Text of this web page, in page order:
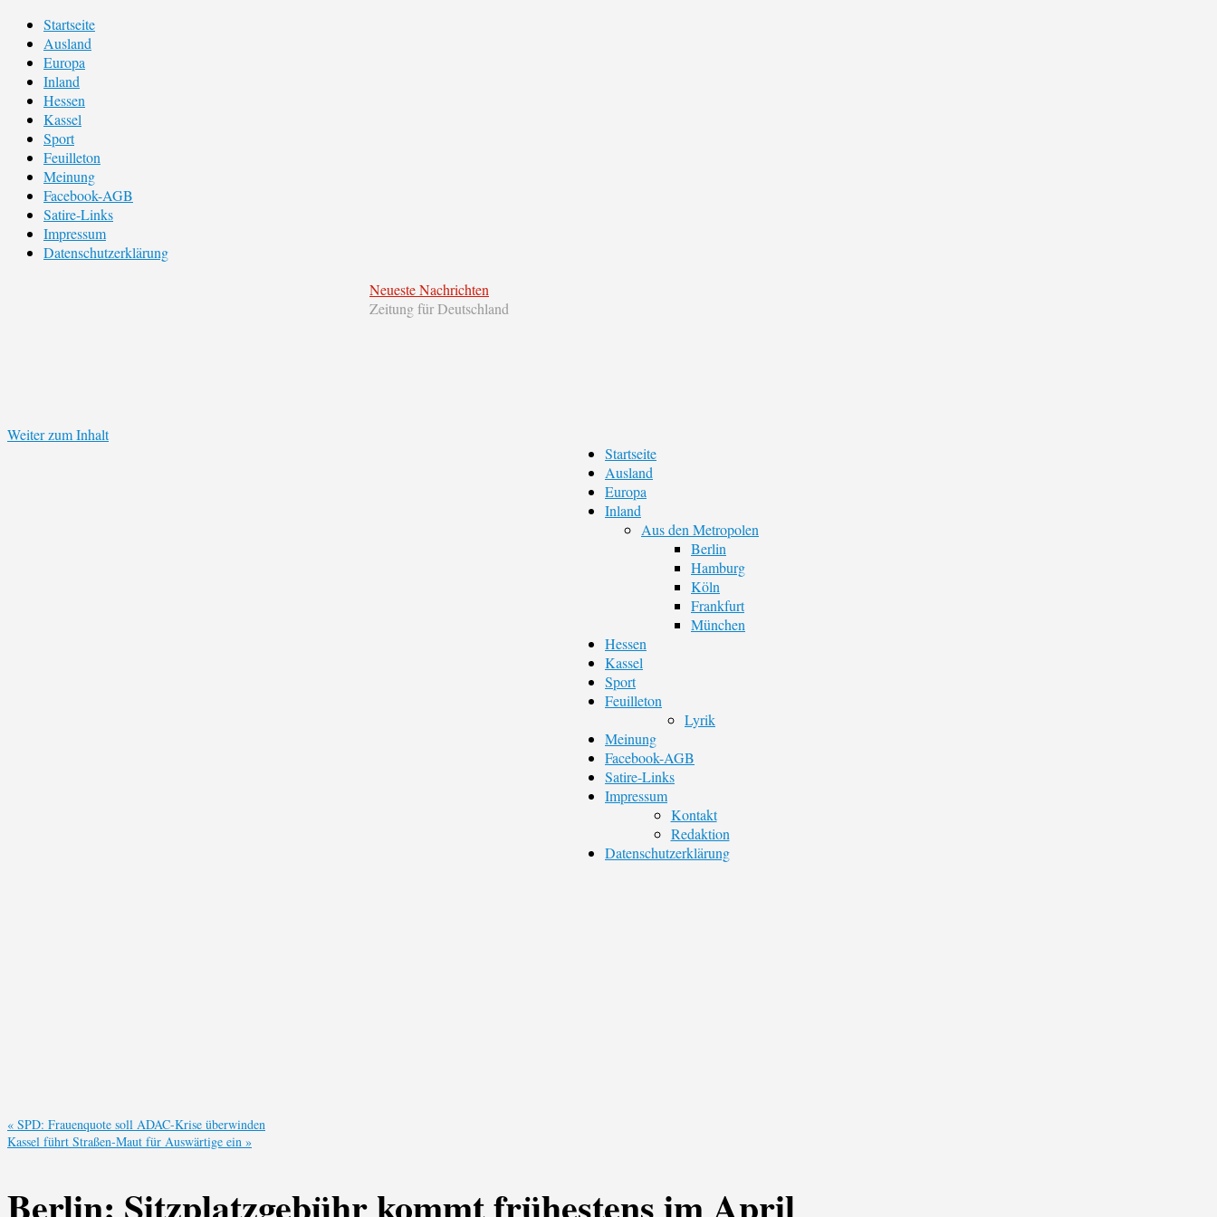
Startseite
Ausland
Europa
Inland
Hessen
Kassel
Sport
Feuilleton
Meinung
Facebook-AGB
Satire-Links
Impressum
Datenschutzerklärung
Neueste Nachrichten
Zeitung für Deutschland
Weiter zum Inhalt
Startseite
Ausland
Europa
Inland
Aus den Metropolen
Berlin
Hamburg
Köln
Frankfurt
München
Hessen
Kassel
Sport
Feuilleton
Lyrik
Meinung
Facebook-AGB
Satire-Links
Impressum
Kontakt
Redaktion
Datenschutzerklärung
« SPD: Frauenquote soll ADAC-Krise überwinden
Kassel führt Straßen-Maut für Auswärtige ein »